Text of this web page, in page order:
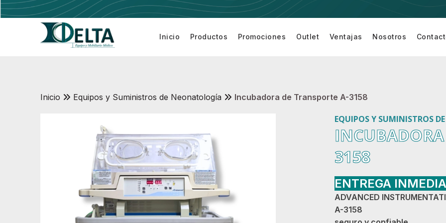
Inicio Productos Promociones Outlet Ventajas Nosotros
Inicio Equipos y Suministros de Neonatología Incubadora de Transporte A-3158
EQUIPOS Y SUMINISTROS
3158
ENTREGA
ADVANCED
A-3158